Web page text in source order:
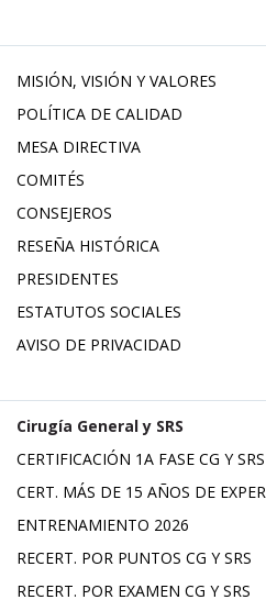
MISIÓN, VISIÓN Y VALORES
POLÍTICA DE CALIDAD
MESA DIRECTIVA
COMITÉS
CONSEJEROS
RESEÑA HISTÓRICA
PRESIDENTES
ESTATUTOS SOCIALES
AVISO DE PRIVACIDAD
Cirugía General y SRS
CERTIFICACIÓN 1A FASE CG Y
CERT. MÁS DE 15 AÑOS DE
ENTRENAMIENTO 2026
RECERT. POR PUNTOS CG Y SRS
RECERT. POR EXAMEN CG Y SRS